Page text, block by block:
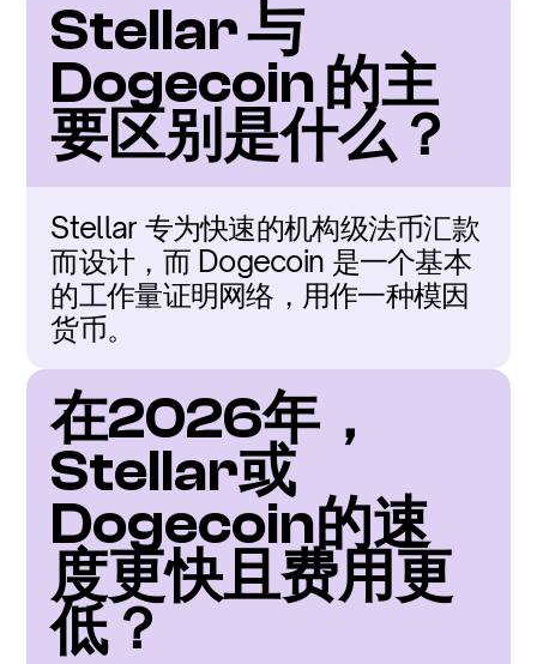
Stellar 与
Dogecoin 的主
要区别是什么？
Stellar 专为快速的机构级法币汇款
而设计，而 Dogecoin 是一个基本
的工作量证明网络，用作一种模因
货币。
在2026年，
Stellar或
Dogecoin的速
度更快且费用更
低？